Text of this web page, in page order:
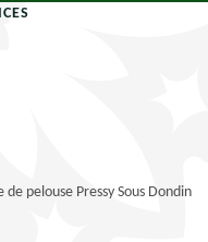
pelouse Pressy Sous Dondin